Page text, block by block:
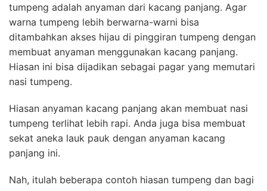
tumpeng adalah anyaman dari kacang panjang. Agar
warna tumpeng lebih berwarna-warni bisa
ditambahkan akses hijau di pinggiran tumpeng dengan
membuat anyaman menggunakan kacang panjang.
Hiasan ini bisa dijadikan sebagai pagar yang memutari
nasi tumpeng.
Hiasan anyaman kacang panjang akan membuat nasi
tumpeng terlihat lebih rapi. Anda juga bisa membuat
sekat aneka lauk pauk dengan anyaman kacang
panjang ini.
Nah, itulah beberapa contoh hiasan tumpeng dan bagi